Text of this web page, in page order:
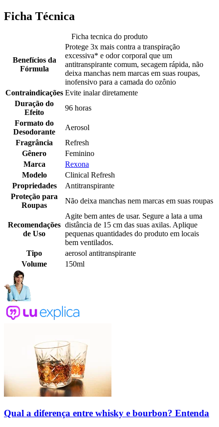
Ficha Técnica
Ficha tecnica do produto
Benefícios da
Fórmula
Protege 3x mais contra a transpiração
excessiva* e odor corporal que um
antitranspirante comum, secagem rápida, não
deixa manchas nem marcas em suas roupas,
inofensivo para a camada do ozônio
Contraindicações Evite inalar diretamente
Duração do
Efeito
96 horas
Formato do
Desodorante
Aerosol
Fragrância
Refresh
Gênero
Feminino
Marca
Rexona
Modelo
Clinical Refresh
Propriedades
Antitranspirante
Proteção para
Roupas
Não deixa manchas nem marcas em suas roupas
Recomendações
de Uso
Agite bem antes de usar. Segure a lata a uma
distância de 15 cm das suas axilas. Aplique
pequenas quantidades do produto em locais
bem ventilados.
Tipo
aerosol antitranspirante
Volume
150ml
Qual a diferença entre whisky e bourbon? Entenda